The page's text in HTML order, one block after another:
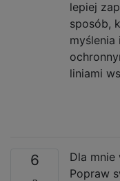
lepiej
sposób,
myślenia
liniami
6
Dla
Popraw